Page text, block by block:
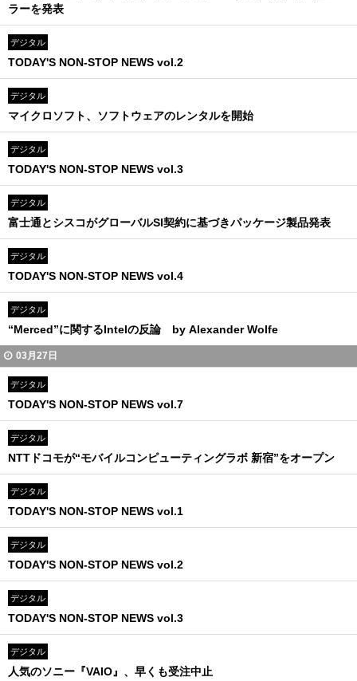
ラーを発表
デジタル
TODAY'S NON-STOP NEWS vol.2
デジタル
マイクロソフト、ソフトウェアのレンタルを開始
デジタル
TODAY'S NON-STOP NEWS vol.3
デジタル
富士通とシスコがグローバルSI契約に基づきパッケージ製品発表
デジタル
TODAY'S NON-STOP NEWS vol.4
デジタル
“Merced”に関するIntelの反論 by Alexander Wolfe
03月27日
デジタル
TODAY'S NON-STOP NEWS vol.7
デジタル
NTTドコモが“モバイルコンピューティングラボ 新宿”をオープン
デジタル
TODAY'S NON-STOP NEWS vol.1
デジタル
TODAY'S NON-STOP NEWS vol.2
デジタル
TODAY'S NON-STOP NEWS vol.3
デジタル
人気のソニー『VAIO』、早くも受注中止